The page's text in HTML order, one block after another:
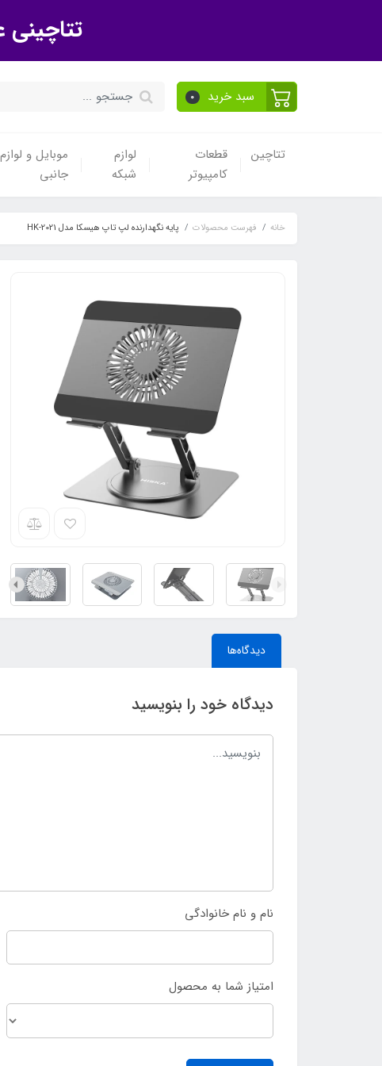
تتاچینی
سبد خرید 0
تتاچین
قطعات
کامپیوتر
لوازم
شبکه
موبایل و لوازم
جانبی
خانه فهرست محصولات پایه نگهدارنده لپ تاپ هیسکا مدل HK-2021
دیدگاه‌ها
دیدگاه خود را بنویسید
نام و نام خانوادگی
امتیاز شما به محصول